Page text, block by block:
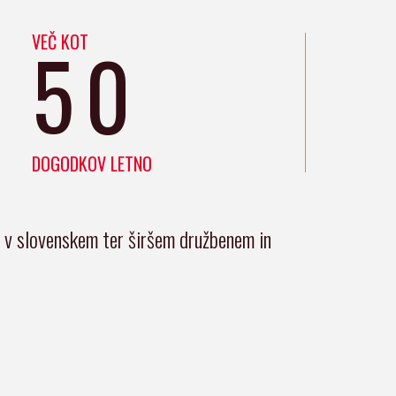
VEČ KOT
50
DOGODKOV LETNO
ter širšem družbenem in